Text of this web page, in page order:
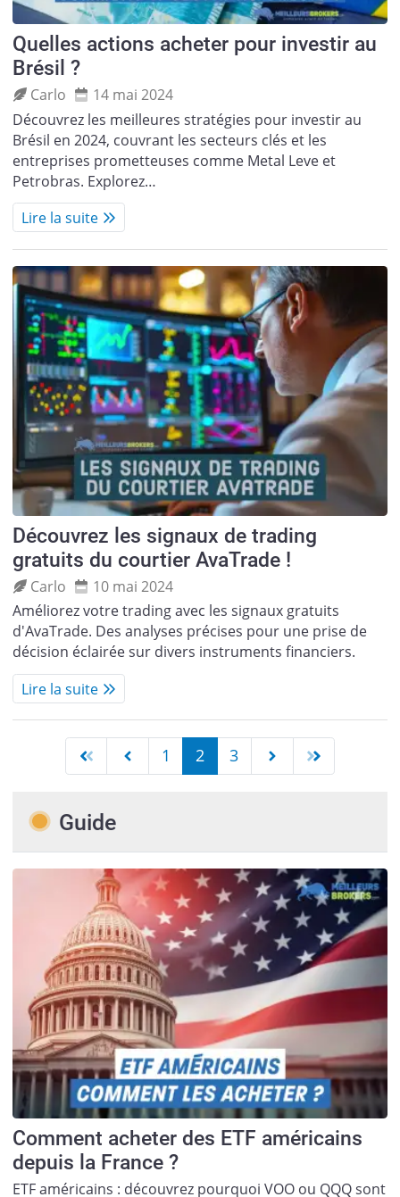
Quelles actions acheter pour investir au
Brésil ?
Carlo
14 mai 2024
Découvrez les meilleures stratégies pour investir au
Brésil en 2024, couvrant les secteurs clés et les
entreprises prometteuses comme Metal Leve et
Petrobras. Explorez…
Lire la suite
Découvrez les signaux de trading
gratuits du courtier AvaTrade !
Carlo
10 mai 2024
Améliorez votre trading avec les signaux gratuits
d'AvaTrade. Des analyses précises pour une prise de
décision éclairée sur divers instruments financiers.
Lire la suite
1 2 3
Guide
Comment acheter des ETF américains
depuis la France ?
ETF américains : découvrez pourquoi VOO ou QQQ sont